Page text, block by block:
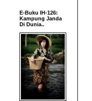
E-Buku IH-126:
Kampung Janda
Di Dunia..